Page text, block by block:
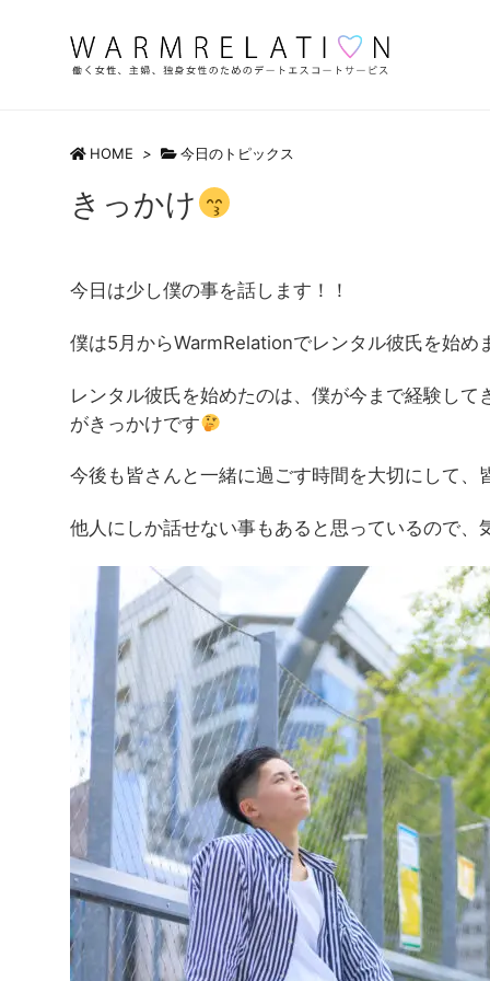
HOME > 今日のトピックス
きっかけ
今日は少し僕の事を話します！！
僕は5月からWarmRelationでレンタル彼氏を始め
レンタル彼氏を始めたのは、僕が今まで経験し
がきっかけです
今後も皆さんと一緒に過ごす時間を大切にして
他人にしか話せない事もあると思っているので、